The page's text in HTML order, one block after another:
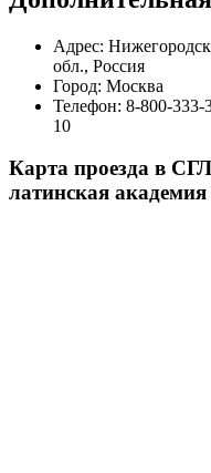
Адрес:
обл., Россия
Город: Москва
Телефон: 8-800-333-
10
Карта проезда в
латинская академия